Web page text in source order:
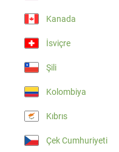
Kanada
İsviçre
Şili
Kolombiya
Kıbrıs
Çek Cumhuriyeti